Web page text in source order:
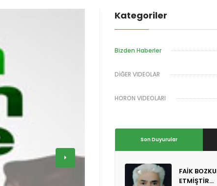
Kategoriler
Bizden Haberler
DİĞER VIDEOLAR
HORON VIDEOLARI
Son Duyurular
FAİK
ETMİŞTİR...